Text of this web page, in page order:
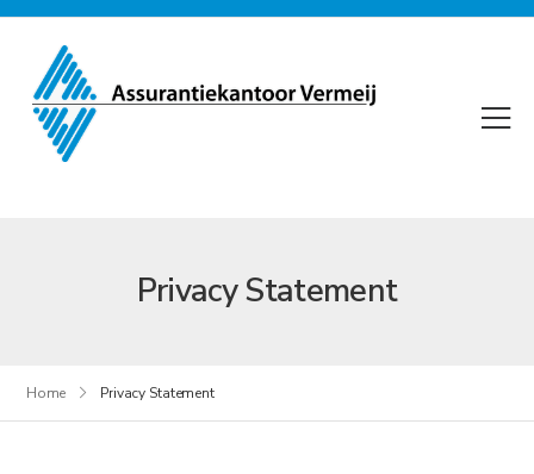
Privacy Statement
Home Privacy Statement